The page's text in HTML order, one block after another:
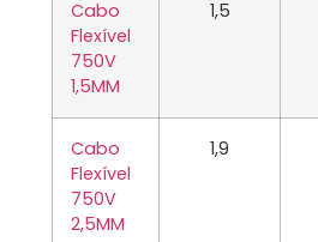
Cabo
Flexível
750V
1,5MM
1,5
Cabo
Flexível
750V
2,5MM
1,9